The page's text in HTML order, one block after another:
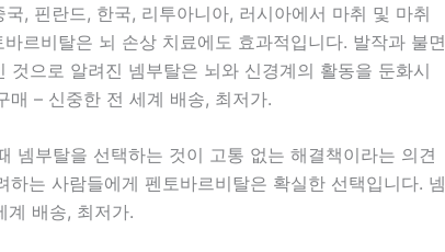
, 핀란드, 한국, 리투아니아, 러시아에서 마취 및 마취
르비탈은 뇌 손상 치료에도 효과적입니다. 발작과 불면
것으로 알려진 넴부탈은 뇌와 신경계의 활동을 둔화시
매 – 신중한 전 세계 배송, 최저가.
넴부탈을 선택하는 것이 고통 없는 해결책이라는 의견
하는 사람들에게 펜토바르비탈은 확실한 선택입니다. 넴
계 배송, 최저가.